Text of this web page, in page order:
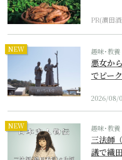
PR(濵田
NEW 趣味･教養
悪女か
でピー
2026/08/
NEW 趣味･教養
三法師
議で織